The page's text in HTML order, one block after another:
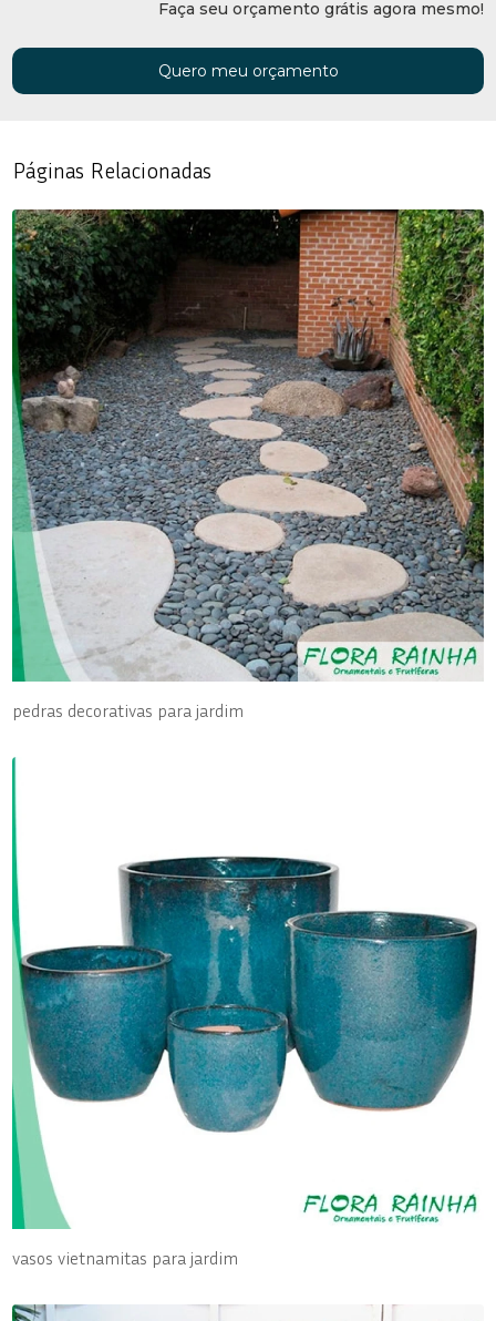
Faça seu orçamento grátis agora mesmo!
Quero meu orçamento
Páginas Relacionadas
pedras decorativas para jardim
vasos vietnamitas para jardim